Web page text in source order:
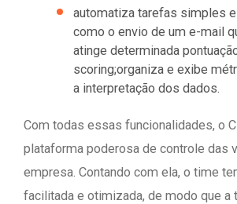
automatiza tarefas simples
como o envio de um e-mail
atinge determinada
scoring;organiza e exibe
a interpretação dos dados.
Com todas essas funcionalidades, o
plataforma poderosa de controle das
empresa. Contando com ela, o time
facilitada e otimizada, de modo que a